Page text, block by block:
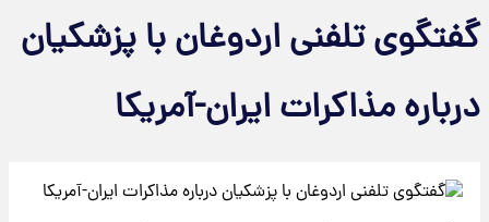
تلفنی اردوغان با پزشکیان
مذاکرات ایران-آمریکا